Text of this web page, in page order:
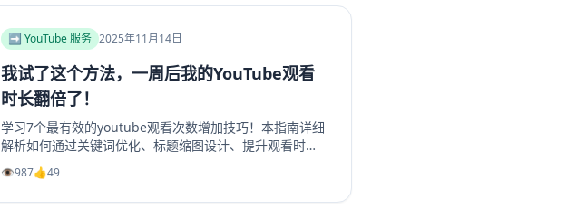
组重现生机与活力。立即阅读，开启您的社群繁荣之路！
➡️ YouTube 服务 2025年11月14日
我试了这个方法，一周后我的YouTube观看
时长翻倍了！
学习7个最有效的youtube观看次数增加技巧！本指南详细
解析如何通过关键词优化、标题缩图设计、提升观看时
长、利用Shorts引流及社群运营等策略，系统性地提升你
的YouTube视频播放量、YouTube订阅和YouTube观看时
长。无论新手或老手，都能通过这些实战方法让频道成长
👁️987👍49